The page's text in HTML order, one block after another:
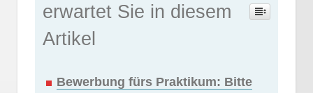
erwartet Sie in diesem
Artikel
Bewerbung fürs Praktikum: Bitte